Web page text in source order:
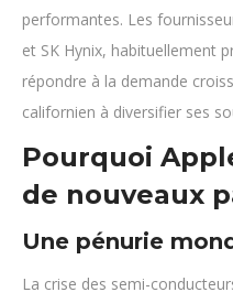
performantes. Les
et SK Hynix, habituellement
répondre à la demande
californien à diversifier ses
Pourquoi
de nouveaux
Une pénurie
La crise des semi-